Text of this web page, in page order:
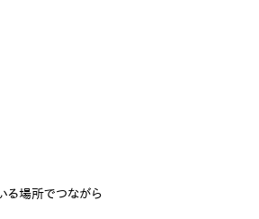
る場所でつながら